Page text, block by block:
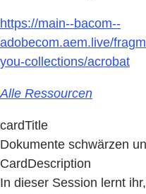
https://main--bacom--
adobecom.aem.live/
you-collections/acrobat
Alle Ressourcen
cardTitle
Dokumente schwärzen
CardDescription
In dieser Session lernt